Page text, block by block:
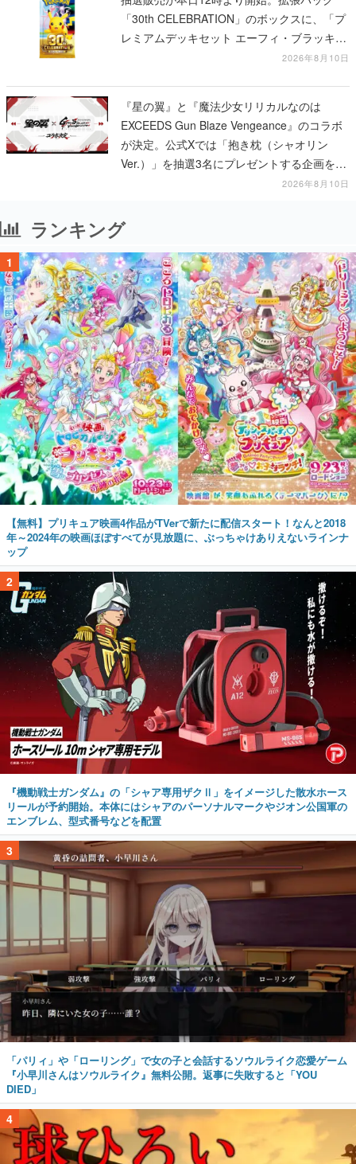
「30th CELEBRATION」のボックスに、「プ
レミアムデッキセット エーフィ・ブラッキ
ー」「FUTURISTIC BOX」の計3商品2026年8月10日
『星の翼』と『魔法少女リリカルなのは
EXCEEDS Gun Blaze Vengeance』のコラボ
が決定。公式Xでは「抱き枕（シャオリン
Ver.）」を抽選3名にプレゼントする企画を実
2026年8月10日
ランキング
1
【無料】プリキュア映画4作品がTVerで新たに配信スタート！なんと2018
年～2024年の映画ほぼすべてが見放題に、ぶっちゃけありえないラインナ
ップ
2
『機動戦士ガンダム』の「シャア専用ザクⅡ」をイメージした散水ホース
リールが予約開始。本体にはシャアのパーソナルマークやジオン公国軍の
エンブレム、型式番号などを配置
3
「パリィ」や「ローリング」で女の子と会話するソウルライク恋愛ゲーム
『小早川さんはソウルライク』無料公開。返事に失敗すると「YOU
DIED」
4